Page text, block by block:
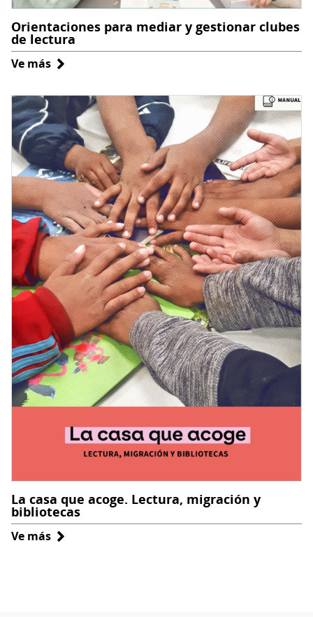
Orientaciones para mediar y gestionar clubes
de lectura
Ve más sobre
para
mediar
y
gestionar
clubes
de
lectura
La casa que acoge. Lectura, migración y
bibliotecas
Ve más sobre